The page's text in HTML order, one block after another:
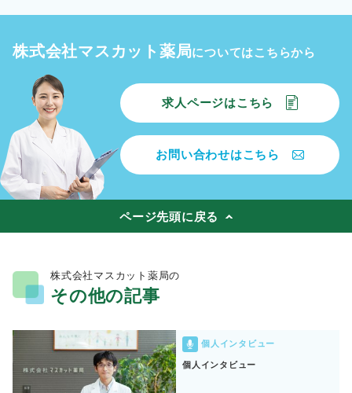
株式会社マスカット薬局についてはこちらから
求人ページはこちら
お問い合わせはこちら
ページ先頭に戻る
株式会社マスカット薬局の
その他の記事
個人インタビュー
個人インタビュー